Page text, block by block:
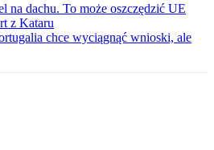
na dachu. To może oszczędzić UE
z Kataru
chce wyciągnąć wnioski, ale